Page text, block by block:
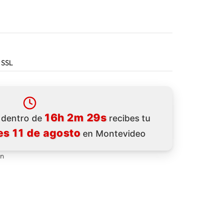
de 16h 2m 28s recibes tu
11 de agosto en Montevideo